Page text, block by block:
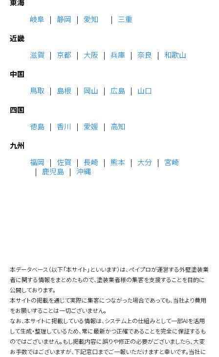
東海
岐阜
静岡 愛知
三重
近畿
滋賀
京都 大阪 兵庫 奈良
和歌山
中国
鳥取
島根 岡山 広島
山口
四国
徳島
香川 愛媛
高知
九州
福岡
佐賀 長崎 熊本 大分
宮崎
鹿児島
沖縄
本データベース（以下「本サイト」といいます）は、ペイプロが運営する外壁塗装業
者に関する情報をまとめたもので、塗装業者様の集客を支援することを目的に
公開しております。
本サイトの掲載を通じて実際に集客につながった場合であっても、当社より費用
をお願いすることは一切ございません。
なお、本サイトに掲載している情報は、システム上の仕組みとして一部AIを活用
して生成・整理しているため、常に最新かつ正確であることを完全に保証するも
のではございません。もし掲載内容に誤りや修正の必要がございましたら、大変
お手数ではございますが、下記窓口までご一報いただけますと幸いです。当社に